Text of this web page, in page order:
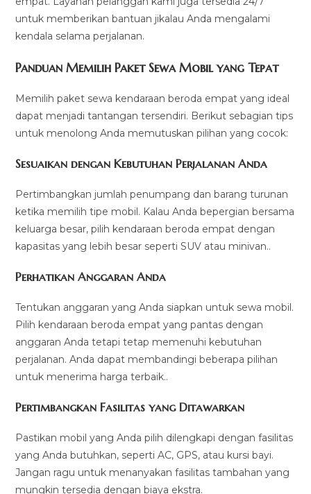
untuk memberikan bantuan jikalau Anda mengalami
kendala selama perjalanan.
Panduan Memilih Paket Sewa Mobil yang Tepat
Memilih paket sewa kendaraan beroda empat yang ideal
dapat menjadi tantangan tersendiri. Berikut sebagian tips
untuk menolong Anda memutuskan pilihan yang cocok:
Sesuaikan dengan Kebutuhan Perjalanan Anda
Pertimbangkan jumlah penumpang dan barang turunan
ketika memilih tipe mobil. Kalau Anda bepergian bersama
keluarga besar, pilih kendaraan beroda empat dengan
kapasitas yang lebih besar seperti SUV atau minivan..
Perhatikan Anggaran Anda
Tentukan anggaran yang Anda siapkan untuk sewa mobil.
Pilih kendaraan beroda empat yang pantas dengan
anggaran Anda tetapi tetap memenuhi kebutuhan
perjalanan. Anda dapat membandingi beberapa pilihan
untuk menerima harga terbaik..
Pertimbangkan Fasilitas yang Ditawarkan
Pastikan mobil yang Anda pilih dilengkapi dengan fasilitas
yang Anda butuhkan, seperti AC, GPS, atau kursi bayi.
Jangan ragu untuk menanyakan fasilitas tambahan yang
mungkin tersedia dengan biaya ekstra.